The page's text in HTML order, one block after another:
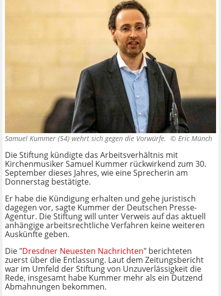
Samuel Kummer (54) wehrt sich gegen die Vorwürfe. © Eric Münch
Die Stiftung kündigte das Arbeitsverhältnis mit
Kirchenmusiker Samuel Kummer rückwirkend zum 30.
September dieses Jahres, wie eine Sprecherin am
Donnerstag bestätigte.
Er habe die Kündigung erhalten und gehe juristisch
dagegen vor, sagte Kummer der Deutschen Presse-
Agentur. Die Stiftung will unter Verweis auf das aktuell
anhängige arbeitsrechtliche Verfahren keine weiteren
Auskünfte geben.
Die "Dresdner Neuesten Nachrichten" berichteten
zuerst über die Entlassung. Laut dem Zeitungsbericht
war im Umfeld der Stiftung von Unzuverlässigkeit die
Rede, insgesamt habe Kummer mehr als ein Dutzend
Abmahnungen bekommen.